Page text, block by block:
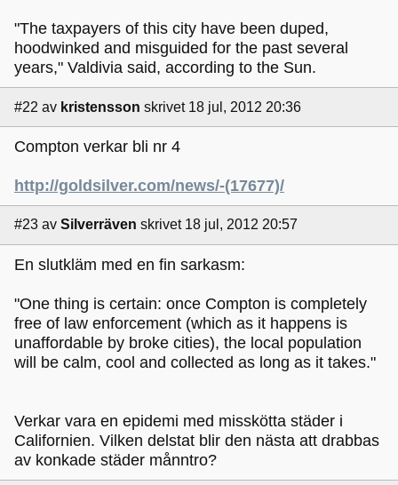
"The taxpayers of this city have been duped,
hoodwinked and misguided for the past several
years," Valdivia said, according to the Sun.
#22 av kristensson skrivet 18 jul, 2012 20:36
Compton verkar bli nr 4
http://goldsilver.com/news/-(17677)/
#23 av Silverräven skrivet 18 jul, 2012 20:57
En slutkläm med en fin sarkasm:
"One thing is certain: once Compton is completely
free of law enforcement (which as it happens is
unaffordable by broke cities), the local population
will be calm, cool and collected as long as it takes."
Verkar vara en epidemi med misskötta städer i
Californien. Vilken delstat blir den nästa att drabbas
av konkade städer månntro?